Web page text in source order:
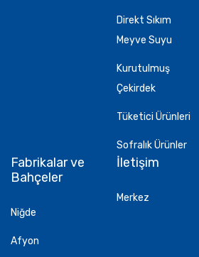
Direkt Sıkım
Meyve Suyu
Kurutulmuş
Çekirdek
Tüketici Ürünleri
Sofralık Ürünler
Fabrikalar ve
Bahçeler
Niğde
Afyon
İletişim
Merkez